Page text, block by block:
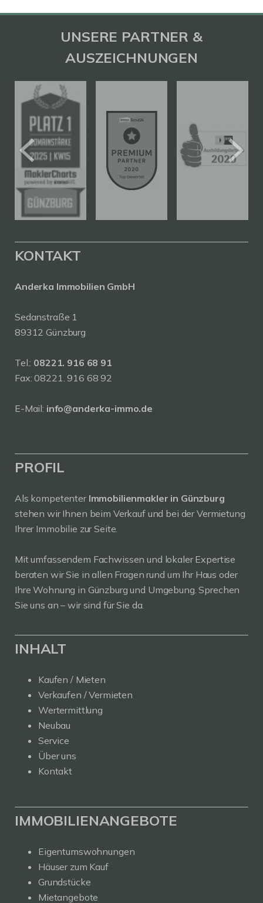
UNSERE PARTNER &
AUSZEICHNUNGEN
KONTAKT
Anderka Immobilien GmbH
Sedanstraße 1
89312 Günzburg
Tel.: 08221. 916 68 91
Fax: 08221. 916 68 92
E-Mail: info@anderka-immo.de
PROFIL
Als kompetenter Immobilienmakler in Günzburg
stehen wir Ihnen beim Verkauf und bei der Vermietung
Ihrer Immobilie zur Seite.
Mit umfassendem Fachwissen und lokaler Expertise
beraten wir Sie in allen Fragen rund um Ihr Haus oder
Ihre Wohnung in Günzburg und Umgebung. Sprechen
Sie uns an – wir sind für Sie da.
INHALT
Kaufen / Mieten
Verkaufen / Vermieten
Wertermittlung
Neubau
Service
Über uns
Kontakt
IMMOBILIENANGEBOTE
Eigentumswohnungen
Häuser zum Kauf
Grundstücke
Mietangebote